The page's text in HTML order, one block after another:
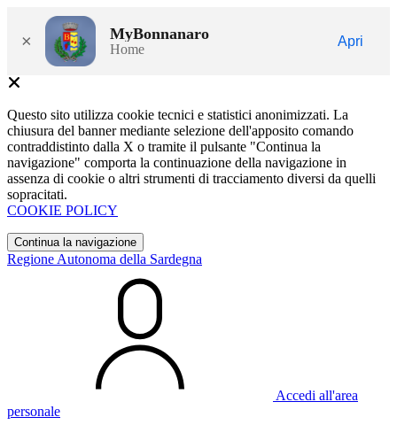
× MyBonnanaro
Home
Apri
Questo sito utilizza cookie tecnici e statistici anonimizzati. La
chiusura del banner mediante selezione dell'apposito comando
contraddistinto dalla X o tramite il pulsante "Continua la
navigazione" comporta la continuazione della navigazione in
assenza di cookie o altri strumenti di tracciamento diversi da quelli
sopracitati.
COOKIE POLICY
Continua la navigazione
Regione Autonoma della Sardegna
Accedi all'area
personale